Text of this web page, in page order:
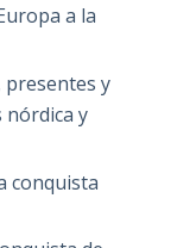
a la
presentes y
nórdica y
conquista